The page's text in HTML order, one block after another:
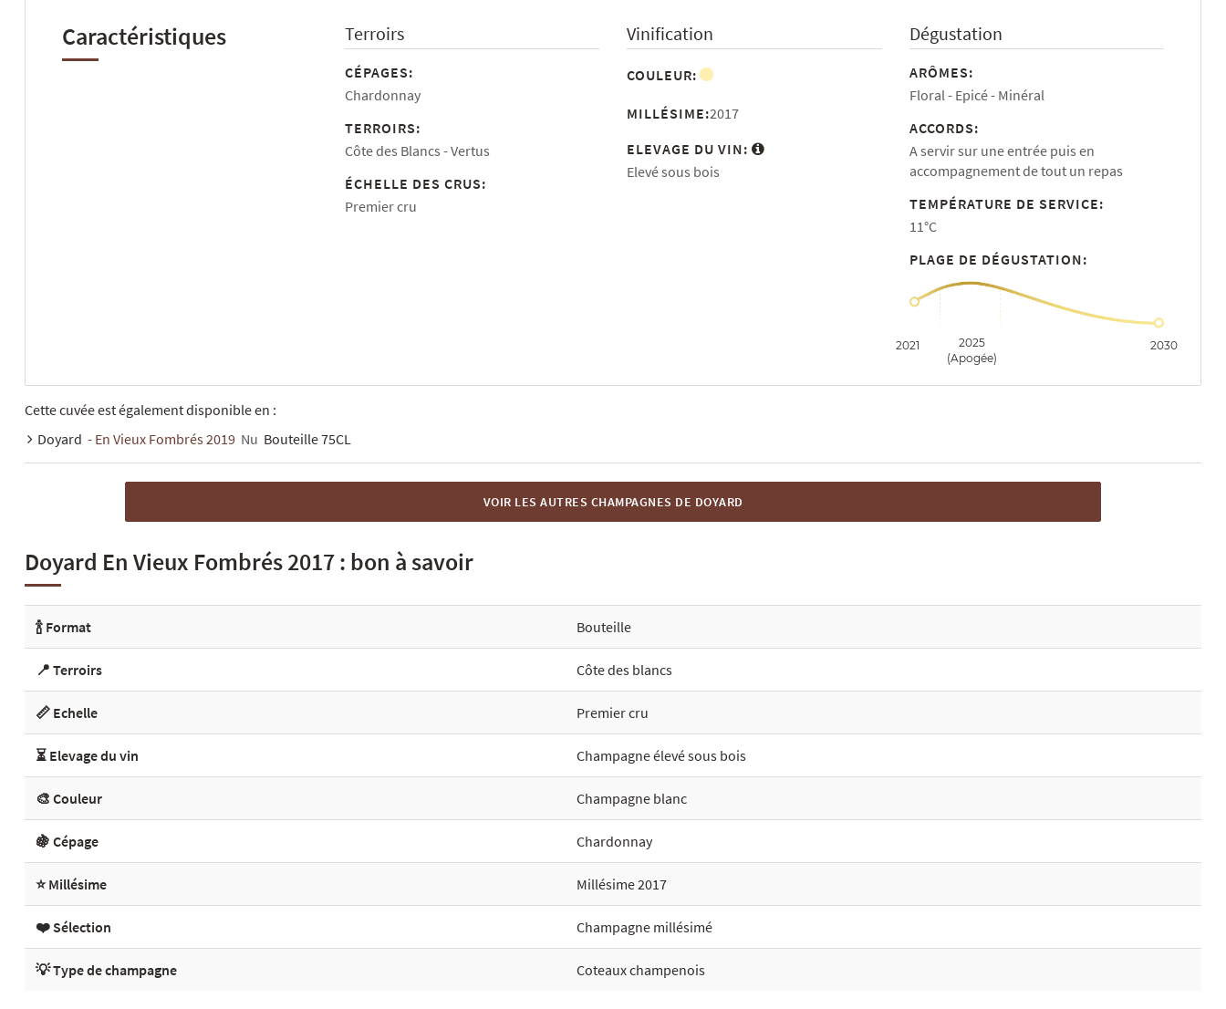
Caractéristiques Terroirs
CÉPAGES:
Chardonnay
TERROIRS:
Côte des Blancs Vertus
ÉCHELLE DES CRUS:
Premier cru
Vinification
COULEUR:
MILLÉSIME:2017
ELEVAGE DU VIN:
Elevé sous bois
Dégustation
ARÔMES:
Floral
Epicé
Minéral
ACCORDS:
A servir sur une entrée puis en
accompagnement de tout un repas
TEMPÉRATURE DE SERVICE:
11°C
PLAGE DE DÉGUSTATION:
2021
2025
(Apogée)
2030
Cette cuvée est également disponible en :
Doyard - En Vieux Fombrés 2019 Nu Bouteille 75CL
VOIR LES AUTRES CHAMPAGNES DE DOYARD
Doyard En Vieux Fombrés 2017 : bon à savoir
🍾 Format Bouteille
📍 Terroirs Côte des blancs
📏 Echelle Premier cru
⏳ Elevage du vin Champagne élevé sous bois
🎨 Couleur Champagne blanc
🍇 Cépage Chardonnay
⭐ Millésime Millésime 2017
❤️ Sélection Champagne millésimé
💡 Type de champagne Coteaux champenois